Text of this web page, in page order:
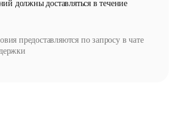
должны доставляться в течение
предоставляются по запросу в чате